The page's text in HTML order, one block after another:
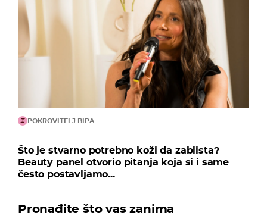
POKROVITELJ BIPA
Što je stvarno potrebno koži da zablista?
Beauty panel otvorio pitanja koja si i same
često postavljamo...
Pronađite što vas zanima